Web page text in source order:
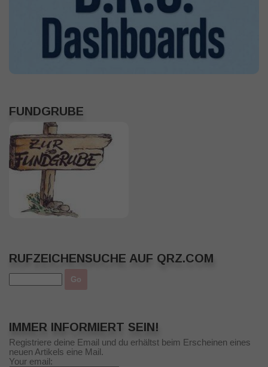
FUNDGRUBE
RUFZEICHENSUCHE AUF QRZ.COM
IMMER INFORMIERT SEIN!
Registriere deine Email und du erhältst beim Erscheinen eines
neuen Artikels eine Mail.
Your email: